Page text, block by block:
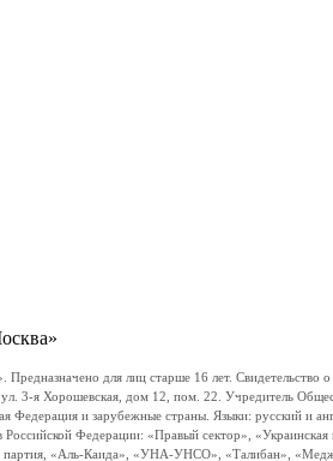
для лиц старше 16 лет.
3-я Хорошевская, дом 12, пом. 22. Учредитель
Федерация и зарубежные страны. Языки: русский
в Российской Федерации: «Правый сектор»,
«Аль-Каида», «УНА-УНСО», «Талибан»,